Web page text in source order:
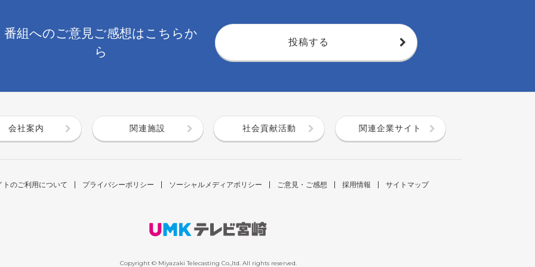
番組へのご意見ご感想はこちらか
ら
投稿する
会社案内 関連施設 社会貢献活動 関連企業サイト
トのご利用について プライバシーポリシー ソーシャルメディアポリシー ご意見・ご感想 採用情報 サイトマップ
Copyright © Miyazaki Telecasting Co.,ltd. All rights reserved.